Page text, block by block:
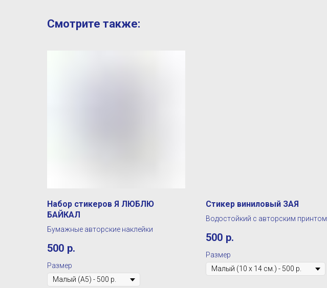
Смотрите также:
Набор стикеров Я ЛЮБЛЮ
БАЙКАЛ
Бумажные авторские наклейки
500 р.
Размер
Стикер виниловый ЗАЯ
Водостойкий с авторским принтом
500 р.
Размер